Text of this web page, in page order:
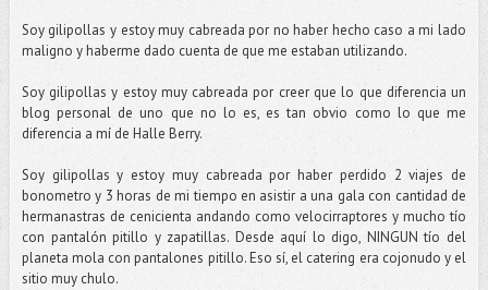
Soy gilipollas y estoy muy cabreada por no haber hecho caso a mi lado
maligno y haberme dado cuenta de que me estaban utilizando.
Soy gilipollas y estoy muy cabreada por creer que lo que diferencia un
blog personal de uno que no lo es, es tan obvio como lo que me
diferencia a mí de Halle Berry.
Soy gilipollas y estoy muy cabreada por haber perdido 2 viajes de
bonometro y 3 horas de mi tiempo en asistir a una gala con cantidad de
hermanastras de cenicienta andando como velocirraptores y mucho tío
con pantalón pitillo y zapatillas. Desde aquí lo digo, NINGUN tío del
planeta mola con pantalones pitillo. Eso sí, el catering era cojonudo y el
sitio muy chulo.